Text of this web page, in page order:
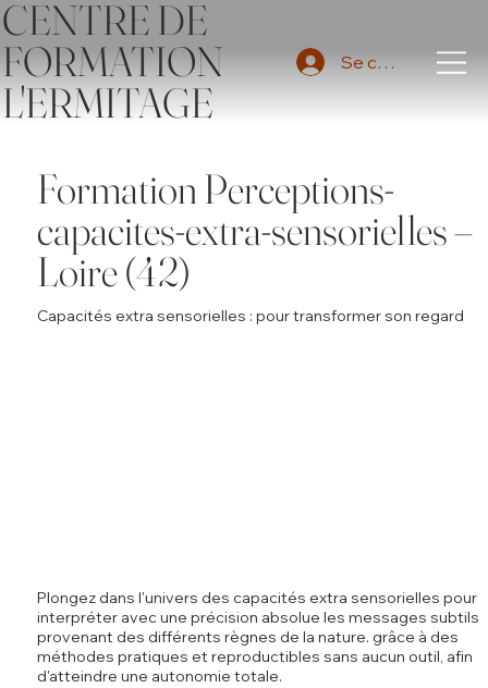
CENTRE DE
FORMATION
L'ERMITAGE
Se connecter
Formation Perceptions-
capacites-extra-sensorielles –
Loire (42)
Capacités extra sensorielles : pour transformer son regard
Plongez dans l'univers des capacités extra sensorielles pour
interpréter avec une précision absolue les messages subtils
provenant des différents règnes de la nature. grâce à des
méthodes pratiques et reproductibles sans aucun outil, afin
d'atteindre une autonomie totale.